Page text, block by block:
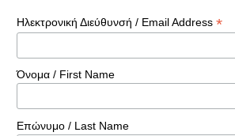
Ηλεκτρονική Διεύθυνσή / Email Address *
Όνομα / First Name
Επώνυμο / Last Name